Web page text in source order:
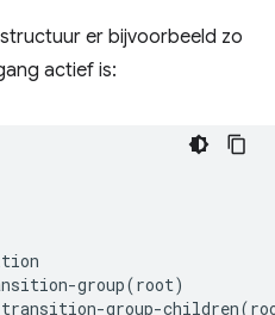
er bijvoorbeeld zo
actief is:
group(root)
group-